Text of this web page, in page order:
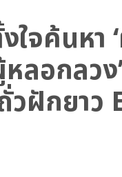
ใจค้นหา
อกลวง
ฝักยาว